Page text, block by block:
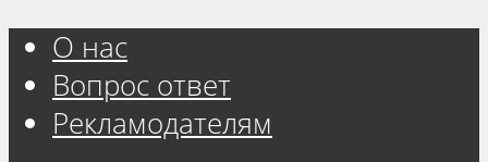
О нас
Вопрос ответ
Рекламодателям